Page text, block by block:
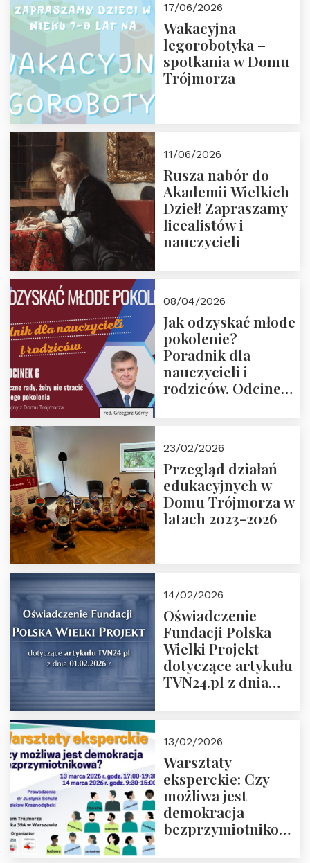
17/06/2026
Wakacyjna
legorobotyka –
spotkania w Domu
Trójmorza
11/06/2026
Rusza nabór do
Akademii Wielkich
Dzieł! Zapraszamy
licealistów i
nauczycieli
08/04/2026
Jak odzyskać młode
pokolenie?
Poradnik dla
nauczycieli i
rodziców. Odcinek
Rozmawiają red.
Grzegorz Górny i
prof. Michał
Łuczewski
23/02/2026
Przegląd działań
edukacyjnych w
Domu Trójmorza w
latach 2023-2026
14/02/2026
Oświadczenie
Fundacji Polska
Wielki Projekt
dotyczące artykułu
TVN24.pl z dnia
13/02/2026
Warsztaty
eksperckie: Czy
możliwa jest
demokracja
bezprzymiotnikowa?